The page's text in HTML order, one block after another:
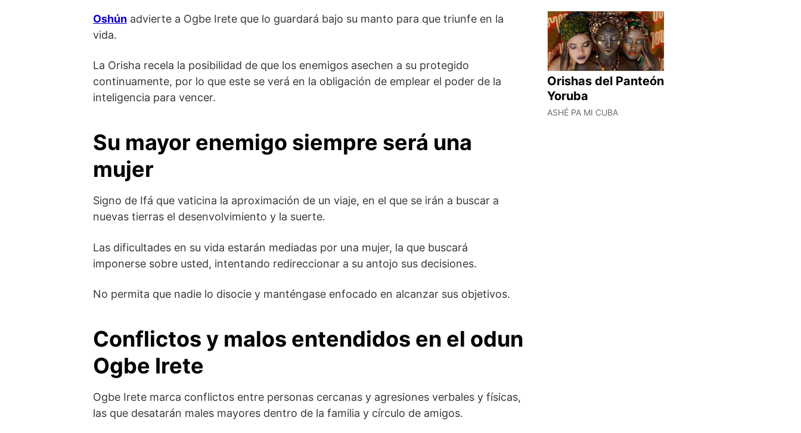
Oshún advierte a Ogbe Irete que lo guardará bajo su manto para que triunfe en la
vida.
La Orisha recela la posibilidad de que los enemigos asechen a su protegido
continuamente, por lo que este se verá en la obligación de emplear el poder de la
inteligencia para vencer.
Su mayor enemigo siempre será una
mujer
Signo de Ifá que vaticina la aproximación de un viaje, en el que se irán a buscar a
nuevas tierras el desenvolvimiento y la suerte.
Las dificultades en su vida estarán mediadas por una mujer, la que buscará
imponerse sobre usted, intentando redireccionar a su antojo sus decisiones.
No permita que nadie lo disocie y manténgase enfocado en alcanzar sus objetivos.
Conflictos y malos entendidos en el odun
Ogbe Irete
Ogbe Irete marca conflictos entre personas cercanas y agresiones verbales y físicas,
las que desatarán males mayores dentro de la familia y círculo de amigos.
Orishas del Panteón
Yoruba
ASHÉ PA MI CUBA